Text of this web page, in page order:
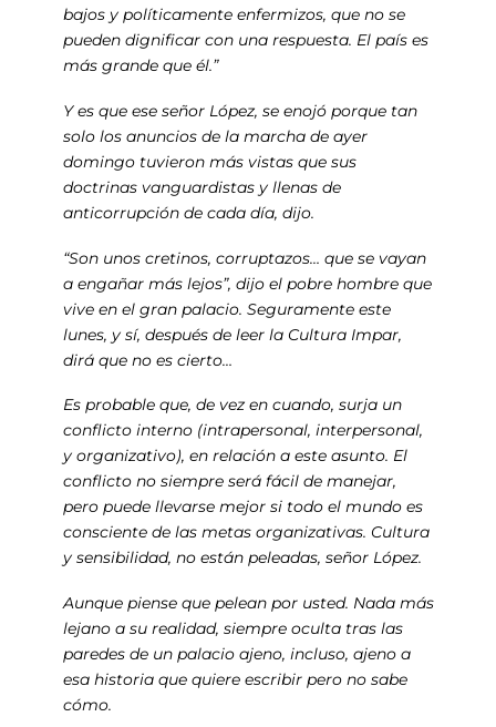
bajos y políticamente enfermizos, que no se
pueden dignificar con una respuesta. El país es
más grande que él.”
Y es que ese señor López, se enojó porque tan
solo los anuncios de la marcha de ayer
domingo tuvieron más vistas que sus
doctrinas vanguardistas y llenas de
anticorrupción de cada día, dijo.
“Son unos cretinos, corruptazos… que se vayan
a engañar más lejos”, dijo el pobre hombre que
vive en el gran palacio. Seguramente este
lunes, y sí, después de leer la Cultura Impar,
dirá que no es cierto…
Es probable que, de vez en cuando, surja un
conflicto interno (intrapersonal, interpersonal,
y organizativo), en relación a este asunto. El
conflicto no siempre será fácil de manejar,
pero puede llevarse mejor si todo el mundo es
consciente de las metas organizativas. Cultura
y sensibilidad, no están peleadas, señor López.
Aunque piense que pelean por usted. Nada más
lejano a su realidad, siempre oculta tras las
paredes de un palacio ajeno, incluso, ajeno a
esa historia que quiere escribir pero no sabe
cómo.